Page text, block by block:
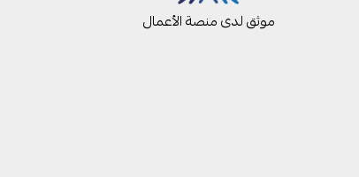
موثق لدى منصة الأعمال